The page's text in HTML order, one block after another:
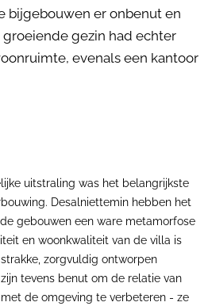
bijgebouwen er onbenut en
gezin had echter
evenals een kantoor
uitstraling was het belangrijkste
Desalniettemin hebben het
gebouwen een ware metamorfose
en woonkwaliteit van de villa is
zorgvuldig ontworpen
tevens benut om de relatie van
de omgeving te verbeteren - ze